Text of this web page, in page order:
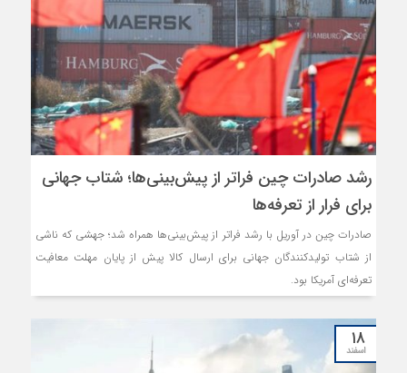
رشد صادرات چین فراتر از پیش‌بینی‌ها؛ شتاب جهانی
برای فرار از تعرفه‌ها
صادرات چین در آوریل با رشد فراتر از پیش‌بینی‌ها همراه شد؛ جهشی که ناشی
از شتاب تولیدکنندگان جهانی برای ارسال کالا پیش از پایان مهلت معافیت
تعرفه‌ای آمریکا بود.
۱۸
اسفند